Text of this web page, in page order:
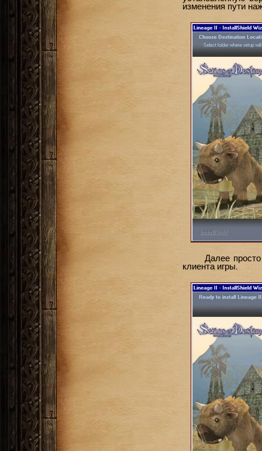
изменения пути
Далее
клиента игры.